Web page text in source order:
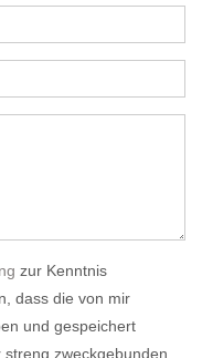
zur Kenntnis
dass die von mir
und gespeichert
zweckgebunden